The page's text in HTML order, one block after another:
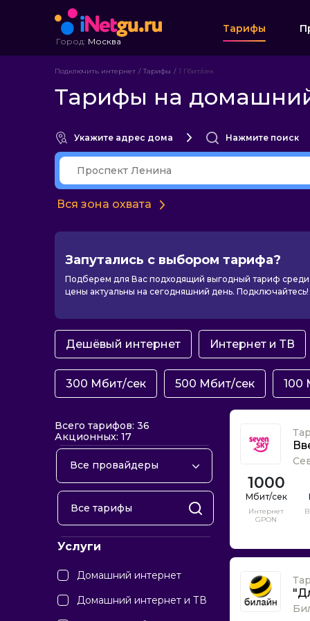
Город: Москва
Тарифы
Подключить интернет Тарифы 1 Гбит/сек
Тарифы на домашний
Укажите адрес дома Нажмите поиск
Вся зона охвата
Запутались с выбором тарифа?
Подберем для Вас подходящий выгодный тариф
цены актуальны на сегодняшний день. Подключайтесь!
Дешёвый интернет Интернет и ТВ
300 Мбит/сек 500 Мбит/сек 100
Всего тарифов: 36
Акционных: 17
Все провайдеры
2КОМ
Netbynet
Авантел
Авелаком
Услуги
Домашний интернет
Домашний интернет и ТВ
1000
Интернет
GPON